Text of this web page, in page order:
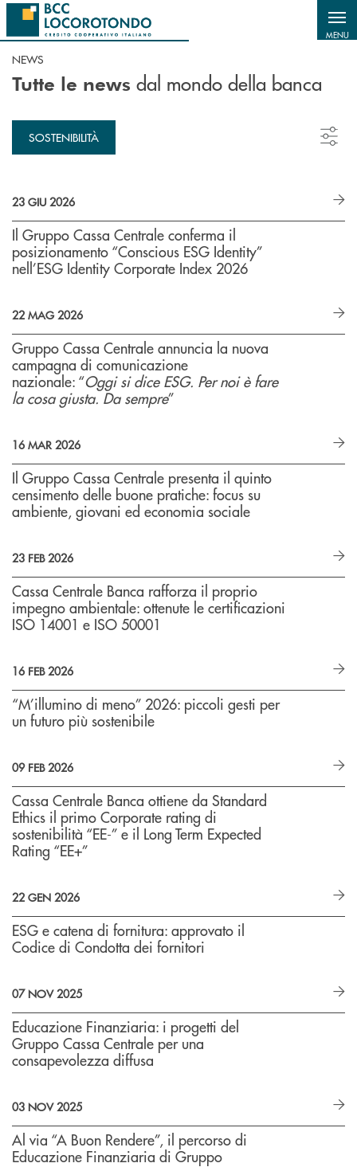
Salta al contenuto principale
MENU
NEWS
Tutte le news dal mondo della banca
SOSTENIBILITÀ
23 GIU 2026
Il Gruppo Cassa Centrale conferma il
posizionamento “Conscious ESG Identity”
nell’ESG Identity Corporate Index 2026
22 MAG 2026
Gruppo Cassa Centrale annuncia la nuova
campagna di comunicazione
nazionale: “Oggi si dice ESG. Per noi è fare
la cosa giusta. Da sempre”
16 MAR 2026
Il Gruppo Cassa Centrale presenta il quinto
censimento delle buone pratiche: focus su
ambiente, giovani ed economia sociale
23 FEB 2026
Cassa Centrale Banca rafforza il proprio
impegno ambientale: ottenute le certificazioni
ISO 14001 e ISO 50001
16 FEB 2026
“M’illumino di meno” 2026: piccoli gesti per
un futuro più sostenibile
09 FEB 2026
Cassa Centrale Banca ottiene da Standard
Ethics il primo Corporate rating di
sostenibilità “EE-” e il Long Term Expected
Rating “EE+”
22 GEN 2026
ESG e catena di fornitura: approvato il
Codice di Condotta dei fornitori
07 NOV 2025
Educazione Finanziaria: i progetti del
Gruppo Cassa Centrale per una
consapevolezza diffusa
03 NOV 2025
Al via “A Buon Rendere”, il percorso di
Educazione Finanziaria di Gruppo